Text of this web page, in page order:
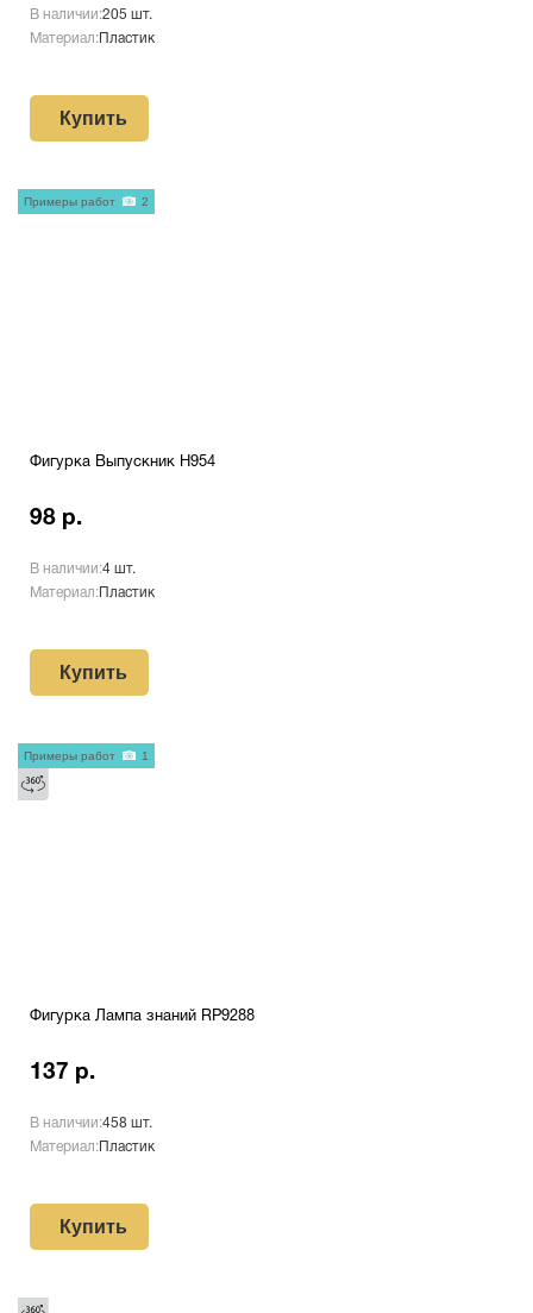
В наличии:205 шт.
Материал: Пластик
Купить
Фигурка Выпускник H954
98 р.
В наличии:4 шт.
Материал: Пластик
Купить
Примеры работ 2
Фигурка Лампа знаний RP9288
137 р.
В наличии:458 шт.
Материал: Пластик
Купить
Примеры работ 1